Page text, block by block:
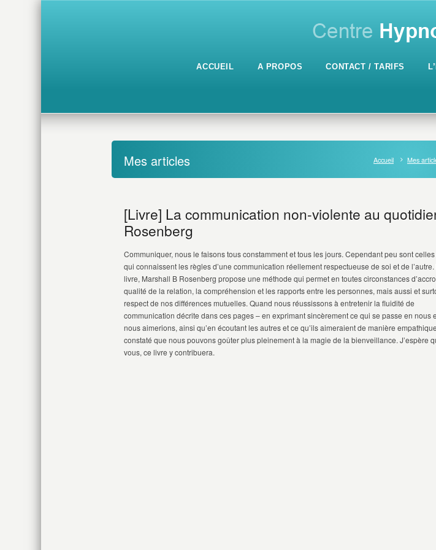
ACCUEIL A PROPOS CONTACT / TARIFS
Mes articles Accueil Mes
[Livre] La communication non-violente au
Rosenberg
Communiquer, nous le faisons tous constamment et tous les jours. Cependant peu sont
qui connaissent les règles d’une communication réellement respectueuse de soi et de l’autre.
livre, Marshall B Rosenberg propose une méthode qui permet en toutes circonstances
qualité de la relation, la compréhension et les rapports entre les personnes, mais aussi et
respect de nos différences mutuelles. Quand nous réussissons à entretenir la fluidité de
communication décrite dans ces pages – en exprimant sincèrement ce qui se passe en nous
nous aimerions, ainsi qu’en écoutant les autres et ce qu’ils aimeraient de manière
constaté que nous pouvons goûter plus pleinement à la magie de la bienveillance. J’espère
vous, ce livre y contribuera.